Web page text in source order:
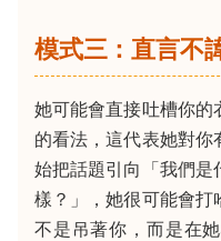
模式三：直言不
她可能會直接吐槽你的
的看法，這代表她對你
始把話題引向「我們是
樣？」，她很可能會打
不是吊著你，而是在